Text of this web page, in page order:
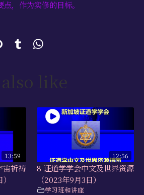
，作为实修的目标。
like
13:59
宙祈祷
12:56
8 证道学学会中文及世界资源
（2023年9月3日）
学习班和讲座